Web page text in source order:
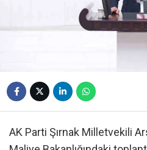
AK Parti Şırnak Milletvekili